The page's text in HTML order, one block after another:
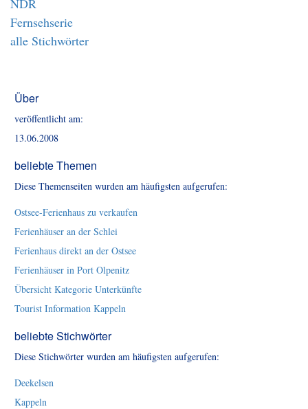
NDR
Fernsehserie
alle Stichwörter
Über
veröffentlicht am:
13.06.2008
beliebte Themen
Diese Themenseiten wurden am häufigsten aufgerufen:
Ostsee-Ferienhaus zu verkaufen
Ferienhäuser an der Schlei
Ferienhaus direkt an der Ostsee
Ferienhäuser in Port Olpenitz
Übersicht Kategorie Unterkünfte
Tourist Information Kappeln
beliebte Stichwörter
Diese Stichwörter wurden am häufigsten aufgerufen:
Deekelsen
Kappeln